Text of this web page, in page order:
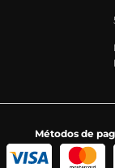
Métodos de